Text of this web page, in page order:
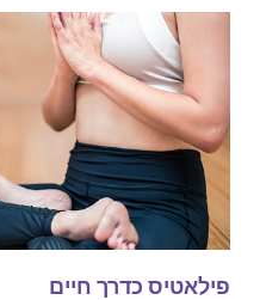
כדרך חיים